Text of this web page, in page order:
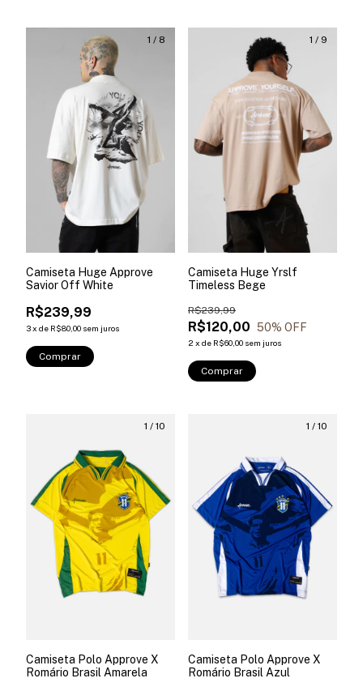
1 / 8
Camiseta Huge Approve
Savior Off White
R$239,99
3x de R$80,00 sem juros
Comprar
1 / 9
Camiseta Huge Yrslf
Timeless Bege
R$120,00
R$239,99
50% OFF
2 x de R$60,00 sem juros
Comprar
1 / 10
Camiseta Polo Approve X
Romário Brasil Amarela
1 / 10
Camiseta Polo Approve X
Romário Brasil Azul